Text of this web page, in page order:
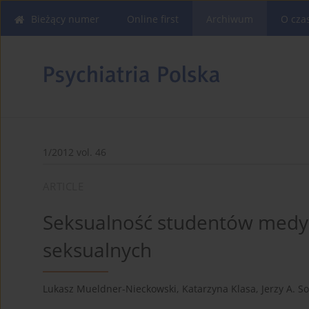
Bieżący numer Online first O
1/2012 vol. 46
Seksualność studentów
seksualnych
Lukasz Mueldner-Nieckowski, Katarzyna Klasa, Jerzy A.